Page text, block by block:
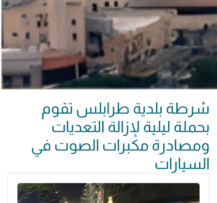
شرطة بلدية طرابلس تقوم
بحملة ليلية لإزالة التعديات
ومصادرة مكبرات الصوت في
السيارات